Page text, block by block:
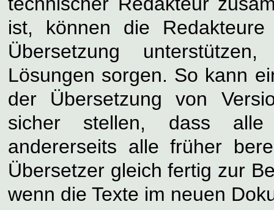
ist, können die
Übersetzung
Lösungen sorgen. So kann
der Übersetzung von
sicher stellen, dass alle
andererseits alle früher
Übersetzer gleich fertig zur
wenn die Texte im neuen